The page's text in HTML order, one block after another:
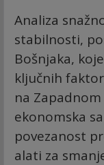
Analiza
stabilnosti,
Bošnjaka,
ključnih
na
ekonomska
povezanost
alati za